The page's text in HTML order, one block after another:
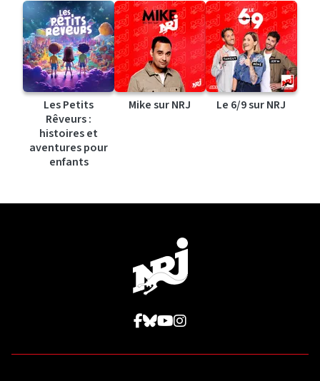
Les Petits
Rêveurs :
histoires et
aventures pour
enfants
Mike sur NRJ Le 6/9 sur NRJ